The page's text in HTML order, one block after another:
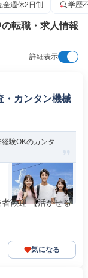
全週休2日制 学歴
転職・求人情報
詳細表示
・カンタン機械
験OKのカンタ
歓迎 【活かせる
気になる